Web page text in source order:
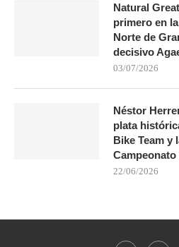
Natural
primero en
Norte de
decisivo
03/07/2026
Néstor
plata
Bike Team y
Campeonato
22/06/2026